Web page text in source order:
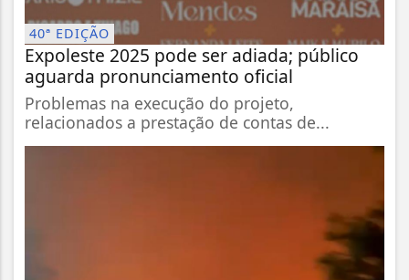
40ª EDIÇÃO
Expoleste 2025 pode ser adiada; público
aguarda pronunciamento oficial
Problemas na execução do projeto,
relacionados a prestação de contas de...